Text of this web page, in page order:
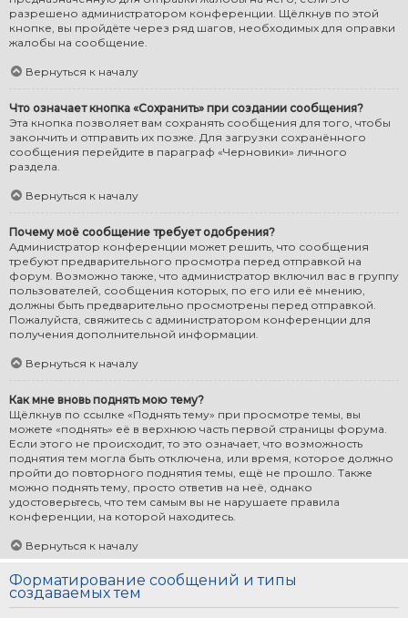
разрешено администратором конференции. Щёлкнув по этой
кнопке, вы пройдёте через ряд шагов, необходимых для оправки
жалобы на сообщение.
Вернуться к началу
Что означает кнопка «Сохранить» при создании сообщения?
Эта кнопка позволяет вам сохранять сообщения для того, чтобы
закончить и отправить их позже. Для загрузки сохранённого
сообщения перейдите в параграф «Черновики» личного
раздела.
Вернуться к началу
Почему моё сообщение требует одобрения?
Администратор конференции может решить, что сообщения
требуют предварительного просмотра перед отправкой на
форум. Возможно также, что администратор включил вас в группу
пользователей, сообщения которых, по его или её мнению,
должны быть предварительно просмотрены перед отправкой.
Пожалуйста, свяжитесь с администратором конференции для
получения дополнительной информации.
Вернуться к началу
Как мне вновь поднять мою тему?
Щёлкнув по ссылке «Поднять тему» при просмотре темы, вы
можете «поднять» её в верхнюю часть первой страницы форума.
Если этого не происходит, то это означает, что возможность
поднятия тем могла быть отключена, или время, которое должно
пройти до повторного поднятия темы, ещё не прошло. Также
можно поднять тему, просто ответив на неё, однако
удостоверьтесь, что тем самым вы не нарушаете правила
конференции, на которой находитесь.
Вернуться к началу
Форматирование сообщений и типы
создаваемых тем